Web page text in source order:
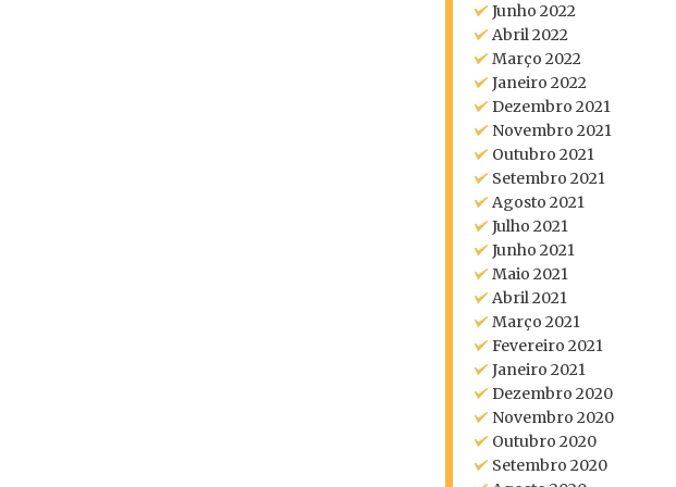
Junho 2022
Abril 2022
Março 2022
Janeiro 2022
Dezembro 2021
Novembro 2021
Outubro 2021
Setembro 2021
Agosto 2021
Julho 2021
Junho 2021
Maio 2021
Abril 2021
Março 2021
Fevereiro 2021
Janeiro 2021
Dezembro 2020
Novembro 2020
Outubro 2020
Setembro 2020